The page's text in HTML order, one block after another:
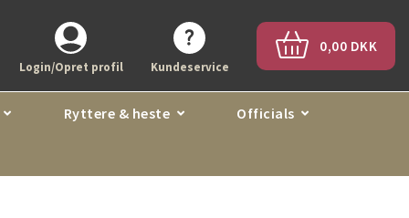
Login/Opret profil Kundeservice
0,00 DKK
Ryttere & heste Officials